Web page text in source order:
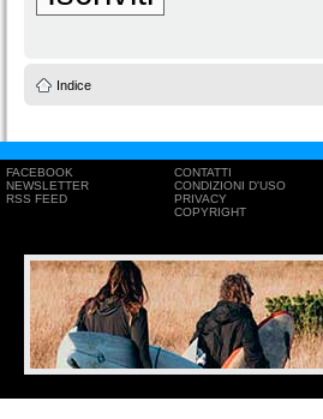
Indice
FACEBOOK
NEWSLETTER
RSS FEED
CONTATTI
CONDIZIONI D'USO
PRIVACY
COPYRIGHT